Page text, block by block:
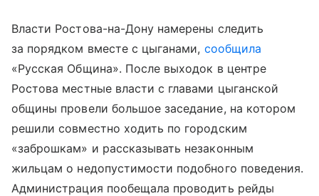
Власти Ростова-на-Дону намерены следить
за порядком вместе с цыганами, сообщила
«Русская Община». После выходок в центре
Ростова местные власти с главами цыганской
общины провели большое заседание, на котором
решили совместно ходить по городским
«заброшкам» и рассказывать незаконным
жильцам о недопустимости подобного поведения.
Администрация пообещала проводить рейды